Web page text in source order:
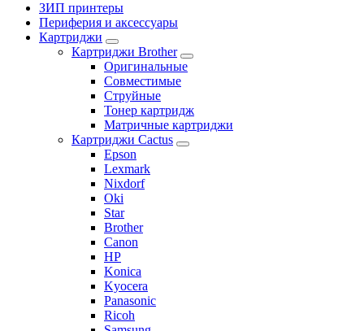
ЗИП принтеры
Периферия и аксессуары
Картриджи
Картриджи Brother
Оригинальные
Совместимые
Струйные
Тонер картридж
Матричные картриджи
Картриджи Cactus
Epson
Lexmark
Nixdorf
Oki
Star
Brother
Canon
HP
Konica
Kyocera
Panasonic
Ricoh